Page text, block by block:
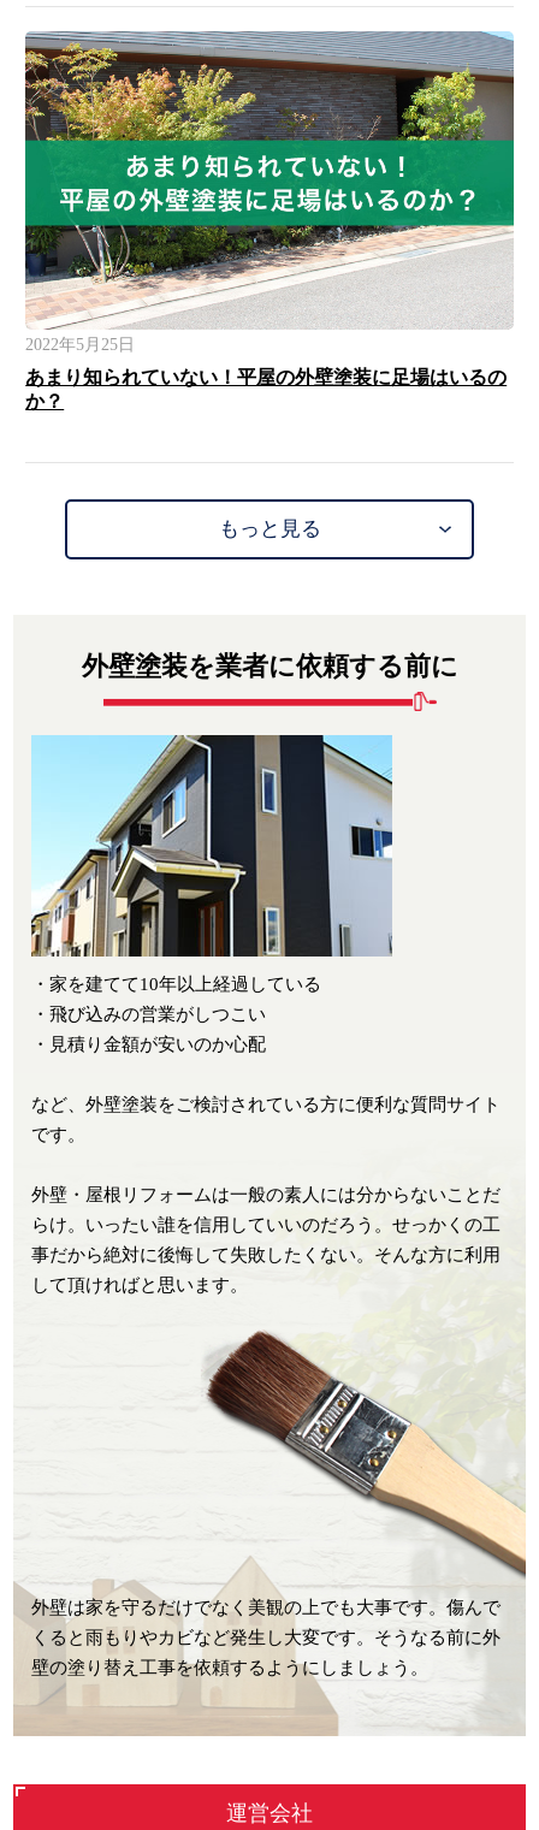
2022年5月25日
あまり知られていない！平屋の外壁塗装に足場はいるの
か？
もっと見る
外壁塗装を業者に依頼する前に
・家を建てて10年以上経過している
・飛び込みの営業がしつこい
・見積り金額が安いのか心配
など、外壁塗装をご検討されている方に便利な質問サイト
です。
外壁・屋根リフォームは一般の素人には分からないことだ
らけ。いったい誰を信用していいのだろう。せっかくの工
事だから絶対に後悔して失敗したくない。そんな方に利用
して頂ければと思います。
外壁は家を守るだけでなく美観の上でも大事です。傷んで
くると雨もりやカビなど発生し大変です。そうなる前に外
壁の塗り替え工事を依頼するようにしましょう。
運営会社